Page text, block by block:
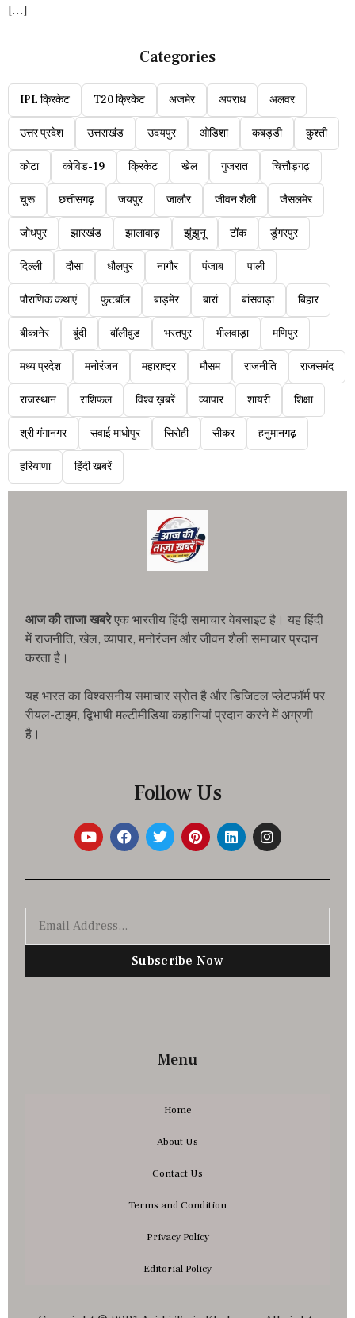
[…]
Categories
IPL क्रिकेट T20 क्रिकेट अजमेर अपराध अलवर
उत्तर प्रदेश उत्तराखंड उदयपुर ओडिशा कबड्डी कुश्ती
कोटा कोविड-19 क्रिकेट खेल गुजरात चित्तौड़गढ़
चुरू छत्तीसगढ़ जयपुर जालौर जीवन शैली जैसलमेर
जोधपुर झारखंड झालावाड़ झुंझुनू टोंक डूंगरपुर
दिल्ली दौसा धौलपुर नागौर पंजाब पाली
पौराणिक कथाएं फुटबॉल बाड़मेर बारां बांसवाड़ा बिहार
बीकानेर बूंदी बॉलीवुड भरतपुर भीलवाड़ा मणिपुर
मध्य प्रदेश मनोरंजन महाराष्ट्र मौसम राजनीति राजसमंद
राजस्थान राशिफल विश्व ख़बरें व्यापार शायरी शिक्षा
श्री गंगानगर सवाई माधोपुर सिरोही सीकर हनुमानगढ़
हरियाणा हिंदी खबरें
आज की ताजा खबरेएक भारतीय हिंदी समाचार वेबसाइट है। यह हिंदी
में राजनीति, खेल, व्यापार, मनोरंजन और जीवन शैली समाचार प्रदान
करता है।
यह भारत का विश्वसनीय समाचार स्रोत है और डिजिटल प्लेटफॉर्म पर
रीयल-टाइम, द्विभाषी मल्टीमीडिया कहानियां प्रदान करने में अग्रणी
है।
Follow Us
Subscribe Now
Menu
Home
About Us
Contact Us
Terms and Condition
Privacy Policy
Editorial Policy